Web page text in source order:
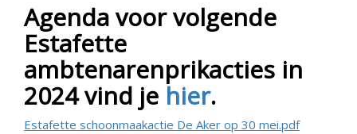
Agenda voor volgende
Estafette
ambtenarenprikacties in
2024 vind je hier.
Estafette schoonmaakactie De Aker op 30 mei.pdf